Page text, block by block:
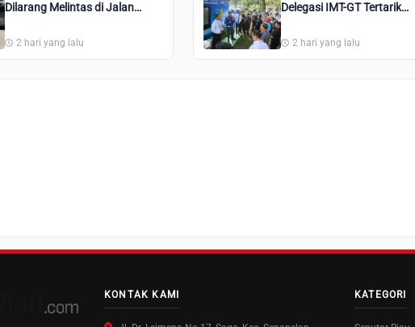
Dilarang Melintas di Jalan
Perintahkan Putar Balik!
2 hari yang lalu
Delegasi IMT-GT Tertarik
Pekanbaru
2 hari yang lalu
KONTAK KAMI KATEGORI